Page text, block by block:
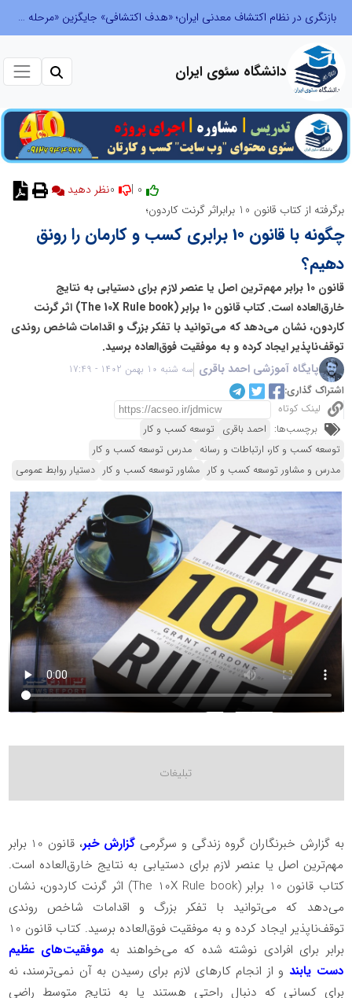
بازنگری در نظام اکتشاف معدنی ایران؛ «هدف اکتشافی» جایگزین «مرحله عملیاتی» می‌شود
دانشگاه سئوی ایران
نظر دهید
برگرفته از کتاب قانون 10 برابراثر گرنت کاردون؛
چگونه با قانون 10 برابری کسب و کارمان را رونق
دهیم؟
قانون 10 برابر مهم‌ترین اصل یا عنصر لازم برای دستیابی به نتایج
خارق‌العاده است. کتاب قانون 10 برابر (The 10X Rule book) اثر گرنت
کاردون، نشان می‌دهد که می‌توانید با تفکر بزرگ و اقدامات شاخص روندی
توقف‌ناپذیر ایجاد کرده و به موفقیت فوق‌العاده برسید.
پایگاه آموزشی احمد باقری سه شنبه 10 بهمن 1402 - 17:49
اشتراک گذاری:
لینک کوتاه
برچسب‌ها: احمد باقری توسعه کسب و کار
توسعه کسب و کار، ارتباطات و رسانه مدرس توسعه کسب و کار
مدرس و مشاور توسعه کسب و کار مشاور توسعه کسب و کار دستیار روابط عمومی
به گزارش خبرنگاران گروه زندگی و سرگرمی گزارش خبر
، قانون 10 برابر
مهم‌ترین اصل یا عنصر لازم برای دستیابی به نتایج خارق‌العاده است.
کتاب قانون 10 برابر (The 10X Rule book) اثر گرنت کاردون، نشان
می‌دهد که می‌توانید با تفکر بزرگ و اقدامات شاخص روندی
توقف‌ناپذیر ایجاد کرده و به موفقیت فوق‌العاده برسید. کتاب قانون 10
برابر برای افرادی نوشته شده که می‌خواهند بهموفقیت‌های عظیم
دست یابند و از انجام کارهای لازم برای رسیدن به آن نمی‌ترسند، نه
برای کسانی که دنبال راحتی هستند یا به نتایج متوسط ​​راضی